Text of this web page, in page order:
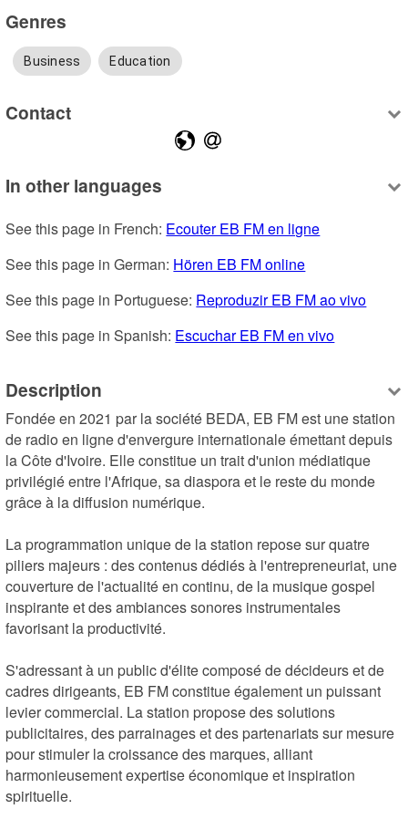
Genres
Business Education
Contact
In other languages
See this page in French: Ecouter EB FM en ligne
See this page in German: Hören EB FM online
See this page in Portuguese: Reproduzir EB FM ao vivo
See this page in Spanish: Escuchar EB FM en vivo
Description
Fondée en 2021 par la société BEDA, EB FM est une station
de radio en ligne d'envergure internationale émettant depuis
la Côte d'Ivoire. Elle constitue un trait d'union médiatique
privilégié entre l'Afrique, sa diaspora et le reste du monde
grâce à la diffusion numérique.
La programmation unique de la station repose sur quatre
piliers majeurs : des contenus dédiés à l'entrepreneuriat, une
couverture de l'actualité en continu, de la musique gospel
inspirante et des ambiances sonores instrumentales
favorisant la productivité.
S'adressant à un public d'élite composé de décideurs et de
cadres dirigeants, EB FM constitue également un puissant
levier commercial. La station propose des solutions
publicitaires, des parrainages et des partenariats sur mesure
pour stimuler la croissance des marques, alliant
harmonieusement expertise économique et inspiration
spirituelle.